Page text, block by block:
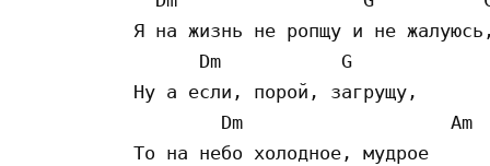
Я на жизнь не ропщу и не жалуюсь,
Dm           G
Ну а если, порой, загрущу,
Dm
То на небо холодное, мудрое